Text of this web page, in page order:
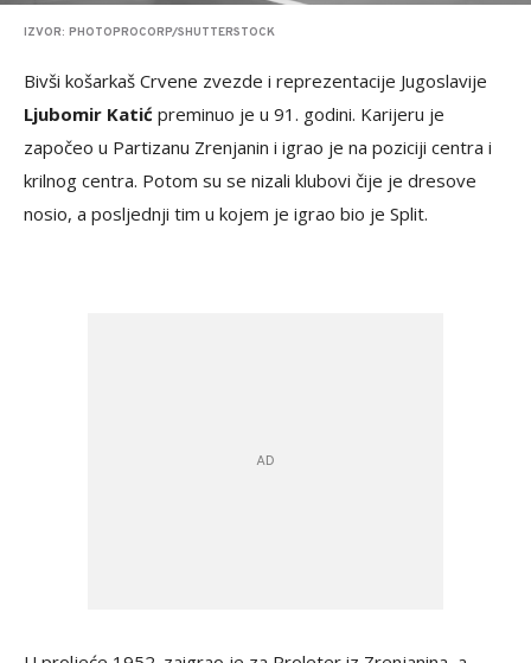
IZVOR: PHOTOPROCORP/SHUTTERSTOCK
Bivši košarkaš Crvene zvezde i reprezentacije Jugoslavije
Ljubomir Katić preminuo je u 91. godini. Karijeru je
započeo u Partizanu Zrenjanin i igrao je na poziciji centra i
krilnog centra. Potom su se nizali klubovi čije je dresove
nosio, a posljednji tim u kojem je igrao bio je Split.